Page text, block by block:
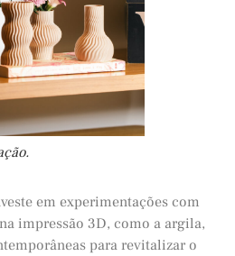
em experimentações com
impressão 3D, como a argila,
para revitalizar o